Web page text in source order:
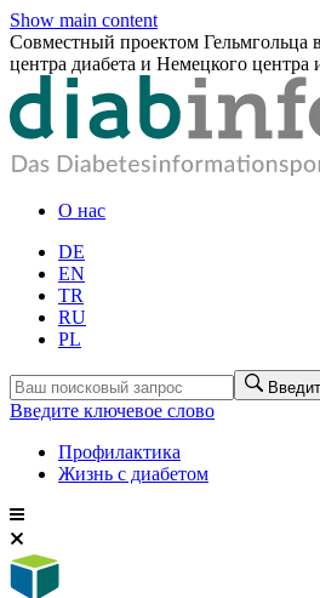
Show main content
Совместный проектом
центра диабета и Немецкого центра
О нас
DE
EN
TR
RU
PL
Введите ключевое слово
Профилактика
Жизнь с диабетом